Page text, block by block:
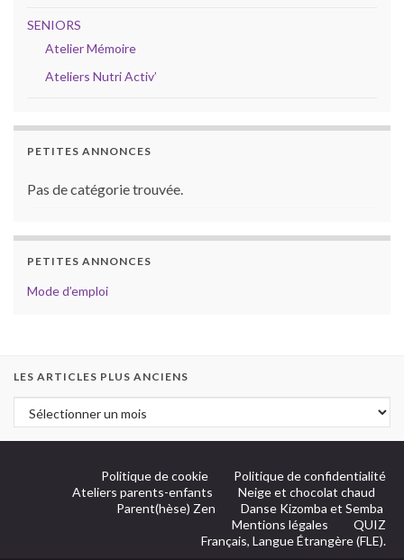
SENIORS
Atelier Mémoire
Ateliers Nutri Activ’
PETITES ANNONCES
Pas de catégorie trouvée.
PETITES ANNONCES
Mode d’emploi
LES ARTICLES PLUS ANCIENS
Politique de cookie
Politique de confidentialité
Ateliers parents-enfants
Neige et chocolat chaud
Parent(hèse) Zen
Danse Kizomba et Semba
Mentions légales
QUIZ
Français, Langue Étrangère (FLE).